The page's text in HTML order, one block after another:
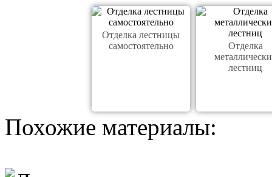
Отделка лестницы
самостоятельно
Отделка
лестниц
Похожие материалы: